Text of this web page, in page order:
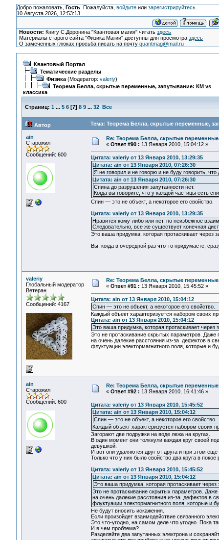
Добро пожаловать, Гость. Пожалуйста, войдитеили зарегистрируйтесь.
10 Августа 2026, 12:53:13
Новости: Книгу С.Доронина "Квантовая магия" читатьздесь
Материалы старого сайта "Физика Магии" доступны для просмотраздесь
О замеченных глюках просьба писать на почтуquantmag@mail.ru
Квантовый Портал
Тематические разделы
Физика(Модератор: valeriy)
Теорема Белла, скрытые переменные, запутывание: КМ vs
классика
Страниц: 1 ... 5 6[7] 8 9 ... 32 Все
Автор Тема: Теорема Белла, скрытые переменные,
ain
Старожил
Сообщений: 600
Re: Теорема Белла, скрытые
« Ответ #90 : 13 Января 2010, 15:04:12 »
Цитата: valeriy от 13 Января 2010, 13:29:35
Цитата: ain от 13 Января 2010, 07:26:30
Я не говорил и не говорю и не буду говорить,
Цитата: ain от 13 Января 2010, 07:26:30
Спина до разрушения запутанности нет.
Когда вы говорите, что у каждой частицы есть
Спин — это не объект, а некоторое его свойство.
Цитата: valeriy от 13 Января 2010, 13:29:35
Нравится кому-либо или нет, но неизбежное
Следовательно, все же существует конечная
Это ваша придумка, которая протаскивает через
Вы, когда в очередной раз что-то придумаете,
valeriy
Глобальный модератор
Ветеран
Сообщений: 4167
Re: Теорема Белла, скрытые
« Ответ #91 : 13 Января 2010, 15:45:52 »
Цитата: ain от 13 Января 2010, 15:04:12
Спин — это не объект, а некоторое его свойство.
Каждый объект характеризуется набором своих
Цитата: ain от 13 Января 2010, 15:04:12
Это ваша придумка, которая протаскивает
Это не протаскивание скрытых параметров. Даже
на очень далекие расстояния из-за дефектов в
флуктуации электормагнитного поля, которые и
ain
Старожил
Сообщений: 600
Re: Теорема Белла, скрытые
« Ответ #92 : 13 Января 2010, 16:41:46 »
Цитата: valeriy от 13 Января 2010, 15:45:52
Цитата: ain от 13 Января 2010, 15:04:12
Спин — это не объект, а некоторое его свойство.
Каждый объект характеризуется набором своих
Загорают две подружки на воде лежа на кругах.
В один момент они толкнули каждая круг своей
девушкой.
И вот они удаляются друг от друга и при этом
Только что у них было свойство два круга в
Цитата: valeriy от 13 Января 2010, 15:45:52
Цитата: ain от 13 Января 2010, 15:04:12
Это ваша придумка, которая протаскивает
Это не протаскивание скрытых параметров.
на очень далекие расстояния из-за дефектов в
флуктуации электормагнитного поля, которые и
Не будут вносить искажения.
Если произойдет взаимодействие связанного
Это что-угодно, на самом деле что угодно. Пока
И в чем проблема?
Разделяйте два запутанных электрона и